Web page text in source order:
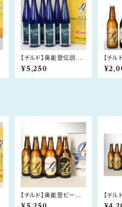
【チルド】奥能登伝説 50
0ml×6本セット
¥5,250
【チ
【チルド】奥能登ビール
500ml×6本セット
【チ
会 奥